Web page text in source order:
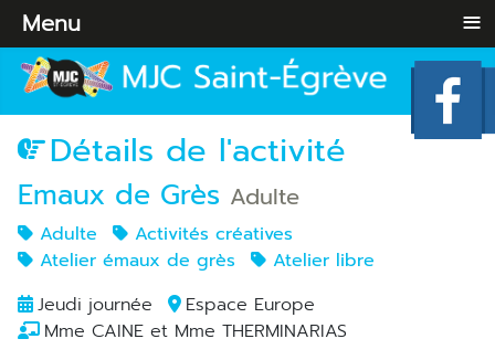
Détails de l'activité
Emaux de Grès Adulte
Adulte
Activités créatives
Atelier émaux de grès
Atelier libre
Jeudi journée
Espace Europe
Mme CAINE et Mme THERMINARIAS
Menu ≡